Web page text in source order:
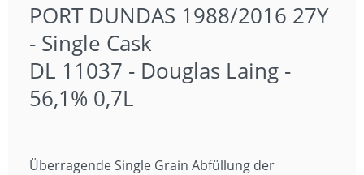
PORT DUNDAS 1988/2016 27Y
- Single Cask
DL 11037 - Douglas Laing -
56,1% 0,7L
Überragende Single Grain Abfüllung der